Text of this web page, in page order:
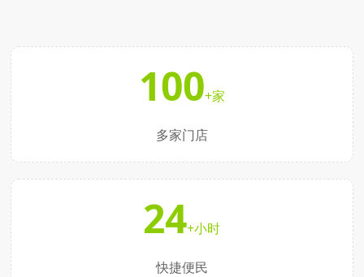
100+家
多家门店
24+小时
快捷便民